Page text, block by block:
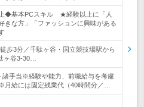
◆基本PCスキル ★経験以上に「人
きな方」「ファッションに興味がある
歩3分／千駄ヶ谷・国立競技場駅から
ヶ谷3-30…
諸手当※経験や能力、前職給与を考慮
月給には固定残業代（40時間分／…